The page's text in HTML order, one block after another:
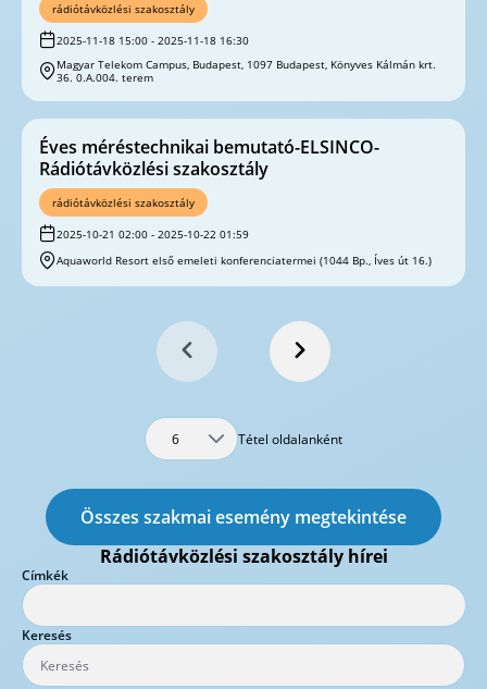
rádiótávközlési szakosztály
2025-11-18 15:00 - 2025-11-18 16:30
Magyar Telekom Campus, Budapest, 1097 Budapest, Könyves Kálmán krt.
36. 0.A.004. terem
Éves méréstechnikai bemutató-ELSINCO-
Rádiótávközlési szakosztály
rádiótávközlési szakosztály
2025-10-21 02:00 - 2025-10-22 01:59
Aquaworld Resort első emeleti konferenciatermei (1044 Bp., Íves út 16.)
6 Tétel oldalanként
Összes szakmai esemény megtekintése
Rádiótávközlési szakosztály hírei
Címkék
Press backspace to delete the current row.
Keresés